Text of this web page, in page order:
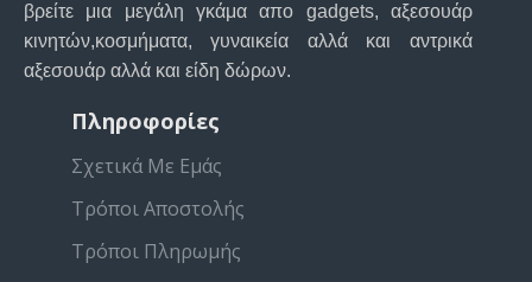
βρείτε μια μεγάλη γκάμα απο gadgets, αξεσουάρ
κινητών,κοσμήματα, γυναικεία αλλά και αντρικά
αξεσουάρ αλλά και είδη δώρων.
Πληροφορίες
Σχετικά Με Εμάς
Τρόποι Αποστολής
Τρόποι Πληρωμής